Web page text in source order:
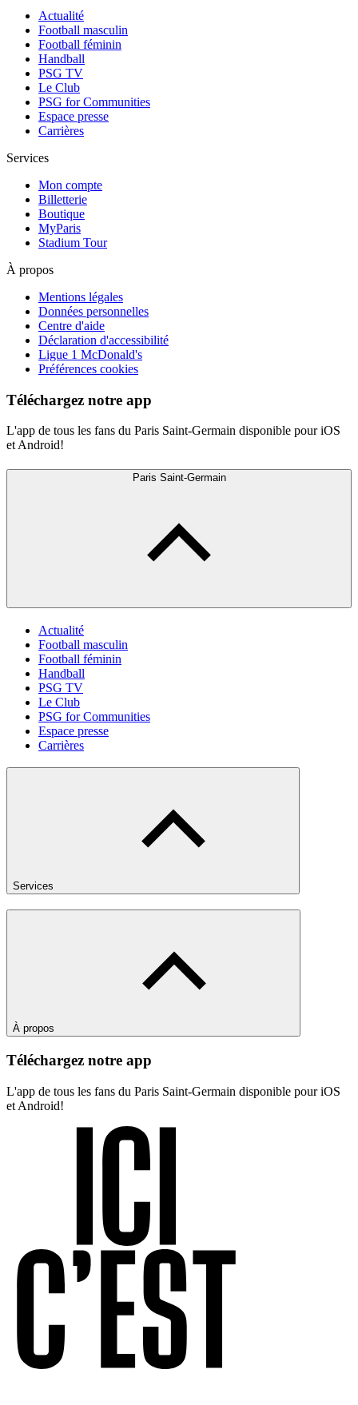
Actualité
Football masculin
Football féminin
Handball
PSG TV
Le Club
PSG for Communities
Espace presse
Carrières
Services
Mon compte
Billetterie
Boutique
MyParis
Stadium Tour
À propos
Mentions légales
Données personnelles
Centre d'aide
Déclaration d'accessibilité
Ligue 1 McDonald's
Préférences cookies
Téléchargez notre app
L'app de tous les fans du Paris Saint-Germain disponible pour iOS
et Android!
Paris Saint-Germain
Actualité
Football masculin
Football féminin
Handball
PSG TV
Le Club
PSG for Communities
Espace presse
Carrières
Services
À propos
Téléchargez notre app
L'app de tous les fans du Paris Saint-Germain disponible pour iOS
et Android!